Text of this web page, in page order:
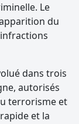
Le
du
dans trois
autorisés
terrorisme et
et la